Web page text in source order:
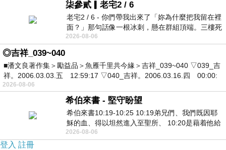
柒參貳▎老宅2 / 6
老宅2 / 6 - 你們帶我出來了「妳為什麼把我留在裡
面？」那句話像一根冰刺，懸在群組頂端。三樓死
死盯著照片裡的人。那個人確實站在
2026-08-06
◎吉祥_039~040
■潘文良著作集＞勵益品＞魚雁千里共今緣＞吉祥_039~040 ▽039_吉
祥。2006.03.03.五 12:59:17 ▽040_吉祥。2006.03.16.四 00:00:
2026-08-06
希伯來書 - 堅守盼望
希伯來書10:19-10:25 10:19弟兄們、我們既因耶
穌的血、得以坦然進入至聖所、 10:20是藉着他給
我們開了一條又新又活的路從幔子經過
2026-08-06
登入 註冊